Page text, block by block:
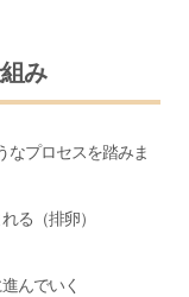
み
なプロセスを踏みま
る（排卵）
んでいく